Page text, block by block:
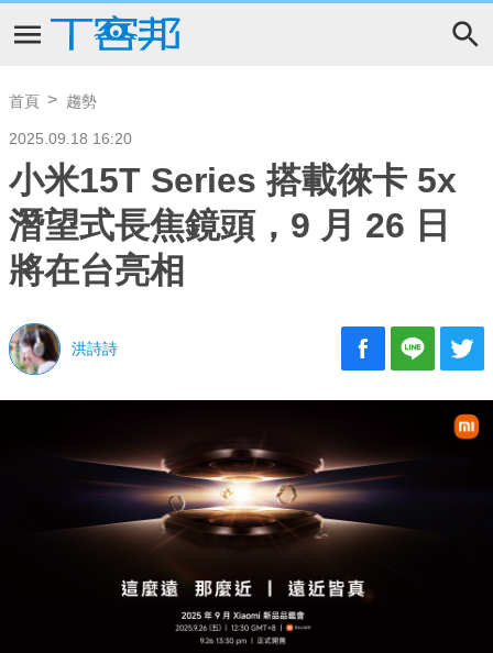
首頁 趨勢
2025.09.18 16:20
小米15T Series 搭載徠卡 5x
潛望式長焦鏡頭，9 月 26 日
將在台亮相
洪詩詩